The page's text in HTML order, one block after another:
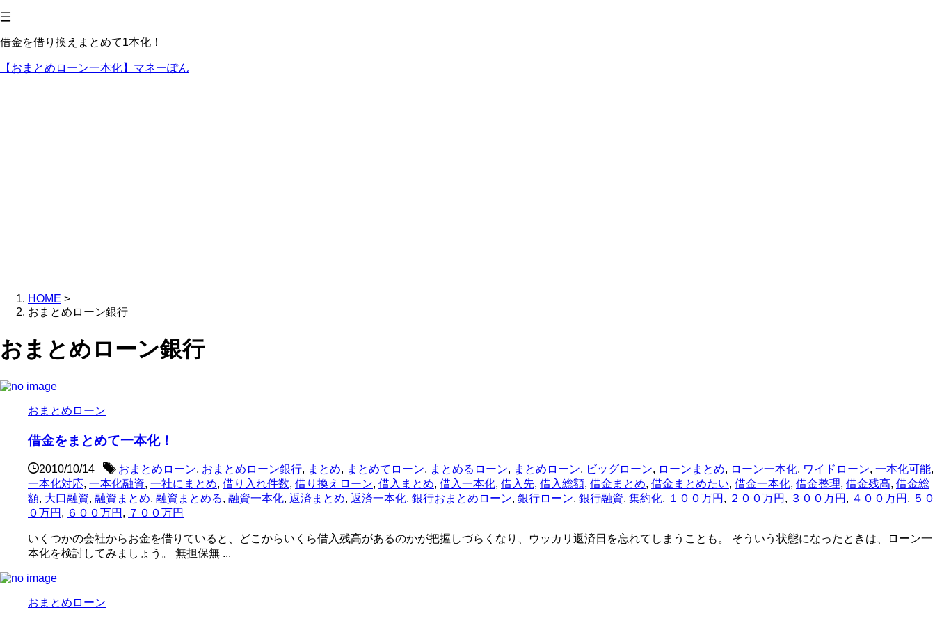
借金を借り換えまとめて1本化！
【おまとめローン一本化】マネーぽん
HOME >
おまとめローン銀行
おまとめローン銀行
おまとめローン
借金をまとめて一本化！
2010/10/14 おまとめローン, おまとめローン銀行, まとめ, まとめてローン, まとめるローン, まとめローン, ビッグローン, ローンまとめ, ローン一本化, ワイドローン, 一本化可能,
一本化対応, 一本化融資, 一社にまとめ, 借り入れ件数, 借り換えローン, 借入まとめ, 借入一本化, 借入先, 借入総額, 借金まとめ, 借金まとめたい, 借金一本化, 借金整理, 借金残高, 借金総
額, 大口融資, 融資まとめ, 融資まとめる, 融資一本化, 返済まとめ, 返済一本化, 銀行おまとめローン, 銀行ローン, 銀行融資, 集約化, １００万円 , ２００万円 , ３００万円 , ４００万円 , ５０
０万円 , ６００万円 , ７００万円
いくつかの会社からお金を借りていると、どこからいくら借入残高があるのかが把握しづらくなり、ウッカリ返済日を忘れてしまうことも。 そういう状態になったときは、ローン一
本化を検討してみましょう。 無担保無 ...
おまとめローン